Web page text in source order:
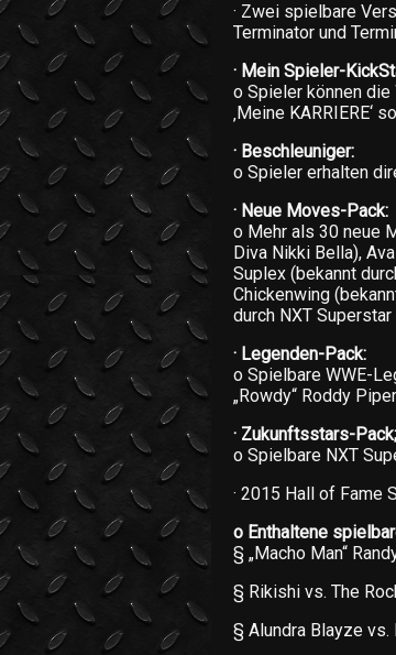
· Zwei spielbare
Terminator und
· Mein Spieler-
o Spieler können
‚Meine KARRIERE‘
· Beschleuniger:
o Spieler erhalten
· Neue Moves-Pack:
o Mehr als 30 neue
Diva Nikki Bella),
Suplex (bekannt
Chickenwing
durch NXT Superstar
· Legenden-Pack:
o Spielbare WWE-
„Rowdy“ Roddy
· Zukunftsstars-Pack;
o Spielbare NXT
· 2015 Hall of Fame
o Enthaltene
§ „Macho Man“
§ Rikishi vs. The
§ Alundra Blayze vs.